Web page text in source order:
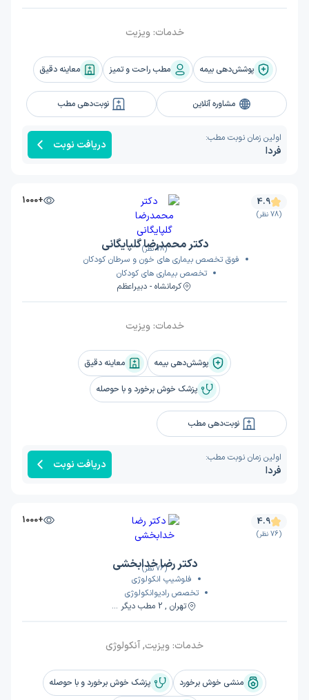
خدمات:ویزیت
پوشش‌دهی بیمه مطب راحت و تمیز معاینه دقیق
مشاوره آنلاین نوبت‌دهی مطب
اولین زمان نوبت مطب:
فردا دریافت نوبت
(78 نظر)
+1000 4.9
(78 نظر)
دکتر محمدرضا گلپایگانی
فوق تخصص بیماری های خون و سرطان کودکان
تخصص بیماری های کودکان
کرمانشاه - دبیراعظم
خدمات:ویزیت
پوشش‌دهی بیمه معاینه دقیق
پزشک خوش برخورد و با حوصله
نوبت‌دهی مطب
اولین زمان نوبت مطب:
فردا دریافت نوبت
(76 نظر)
+1000 4.9
(76 نظر)
دکتر رضا خدابخشی
فلوشیپ انکولوژی
تخصص رادیوانکولوژی
تهران , 2 مطب دیگر ...
خدمات: ویزیت, آنکولوژی
منشی خوش برخورد پزشک خوش برخورد و با حوصله